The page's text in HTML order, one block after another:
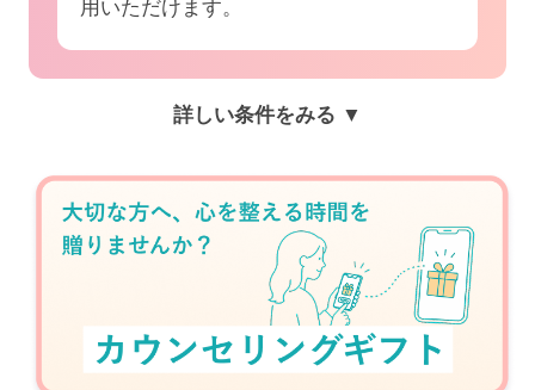
用いただけます。
詳しい条件をみる ▼